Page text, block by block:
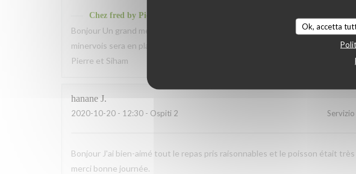
Ok, accetta
Chez fred by Pierre et Siham
Bonjour Un grand merci pour votre agréable commentaire Effectivement le
minervois sera en place à partir du mois de décembre Au plaisir de vous
Pierre et Siham
hanane J
2020-10-20 - 12:30 - Ospiti 2 Servizio
Bonjour J'ai bien-aimé tout le repas pris raisonnables et le poisson était
merci bonne journée.